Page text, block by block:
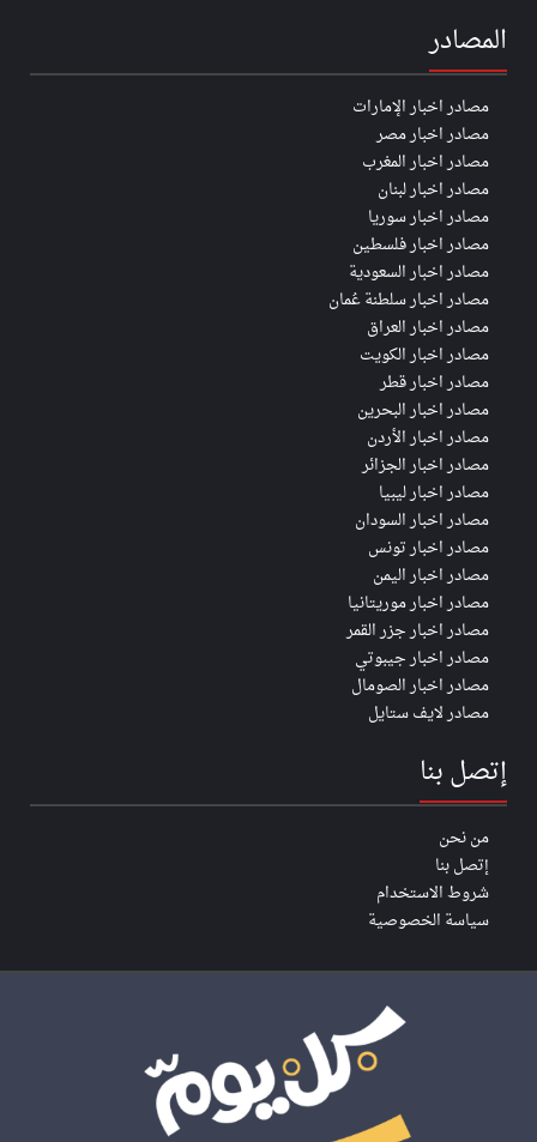
المصادر
مصادر اخبار الإمارات
مصادر اخبار مصر
مصادر اخبار المغرب
مصادر اخبار لبنان
مصادر اخبار سوريا
مصادر اخبار فلسطين
مصادر اخبار السعودية
مصادر اخبار سلطنة عُمان
مصادر اخبار العراق
مصادر اخبار الكويت
مصادر اخبار قطر
مصادر اخبار البحرين
مصادر اخبار الأردن
مصادر اخبار الجزائر
مصادر اخبار ليبيا
مصادر اخبار السودان
مصادر اخبار تونس
مصادر اخبار اليمن
مصادر اخبار موريتانيا
مصادر اخبار جزر القمر
مصادر اخبار جيبوتي
مصادر اخبار الصومال
مصادر لايف ستايل
إتصل بنا
من نحن
إتصل بنا
شروط الاستخدام
سياسة الخصوصية